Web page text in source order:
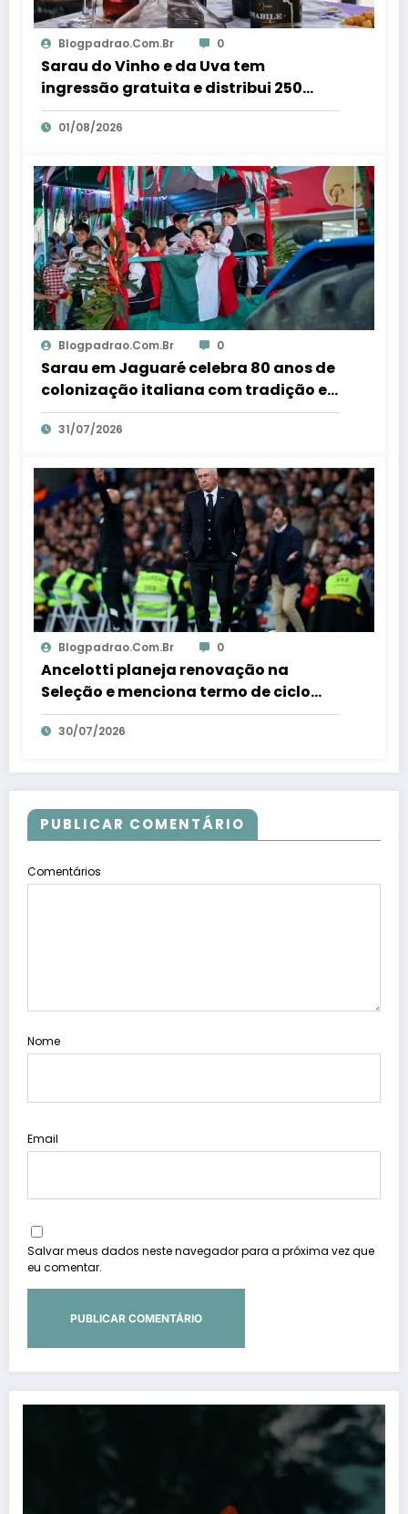
Blogpadrao.com.br 0
Sarau do Vinho e da Uva tem
ingressão gratuita e distribui 250
litros de suco em Santa Teresa – Em
Dia ES
01/08/2026
Blogpadrao.com.br 0
Sarau em Jaguaré celebra 80 anos de
colonização italiana com tradição e
trambolhão da polenta – Em Dia ES
31/07/2026
Blogpadrao.com.br 0
Ancelotti planeja renovação na
Seleção e menciona termo de ciclo
para veteranos – Em Dia ES
30/07/2026
PUBLICAR COMENTÁRIO
Comentários
Nome
Email
Salvar meus dados neste navegador para a próxima vez que
eu comentar.